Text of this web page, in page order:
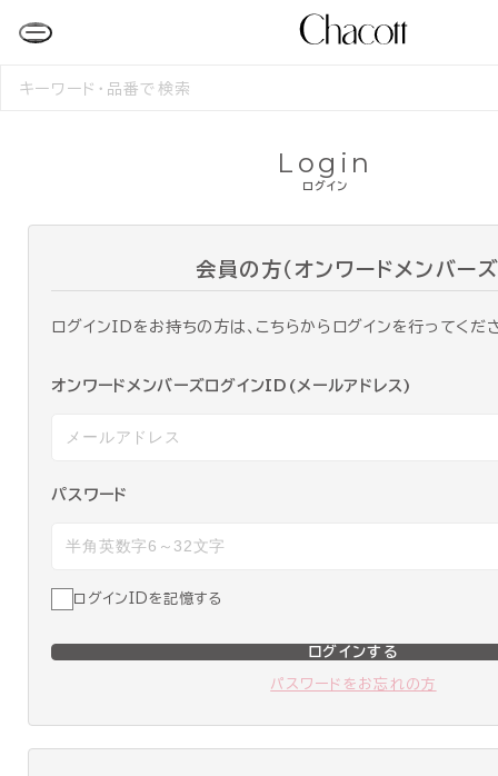
検
ログイン
Login
会員の方（オンワードメンバーズ
ログインIDをお持ちの方は、こちらからログインを行ってくだ
オンワードメンバーズログインID(メールアドレス)
パスワード
ログインIDを記憶する
ログインする
パスワードをお忘れの方